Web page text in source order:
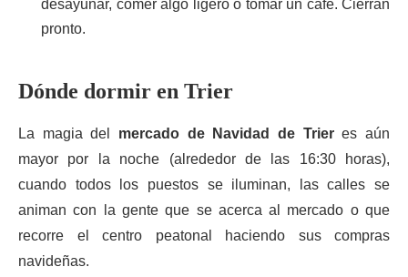
desayunar, comer algo ligero o tomar un café. Cierran
pronto.
Dónde dormir en Trier
La magia del mercado de Navidad de Trieres aún
mayor por la noche (alrededor de las 16:30 horas),
cuando todos los puestos se iluminan, las calles se
animan con la gente que se acerca al mercado o que
recorre el centro peatonal haciendo sus compras
navideñas.